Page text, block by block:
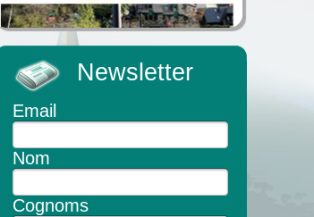
Newsletter
Email
Nom
Cognoms